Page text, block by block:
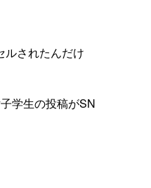
ルされたんだけ
学生の投稿がSN